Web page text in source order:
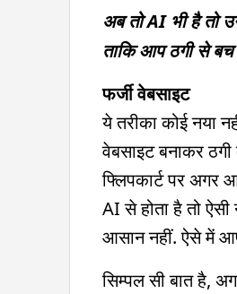
अब तो AI भी है तो
ताकि आप ठगी से
फर्जी वेबसाइट
ये तरीका कोई नया
वेबसाइट बनाकर
फ्लिपकार्ट पर अगर
AI से होता है तो
आसान नहीं. ऐसे में
सिम्पल सी बात है,